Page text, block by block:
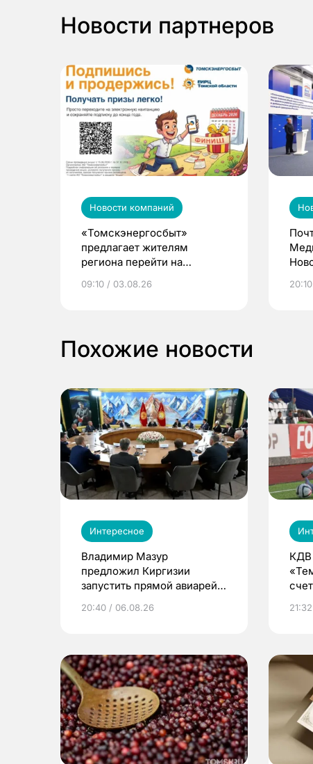
Новости партнеров
Новости компаний
«Томскэнергосбыт»
предлагает жителям
региона перейти на
выиграть призы
09:10 / 03.08.26
Похожие новости
Интересное
Владимир Мазур
предложил Киргизии
запустить прямой авиарейс
20:40 / 06.08.26
КДВ